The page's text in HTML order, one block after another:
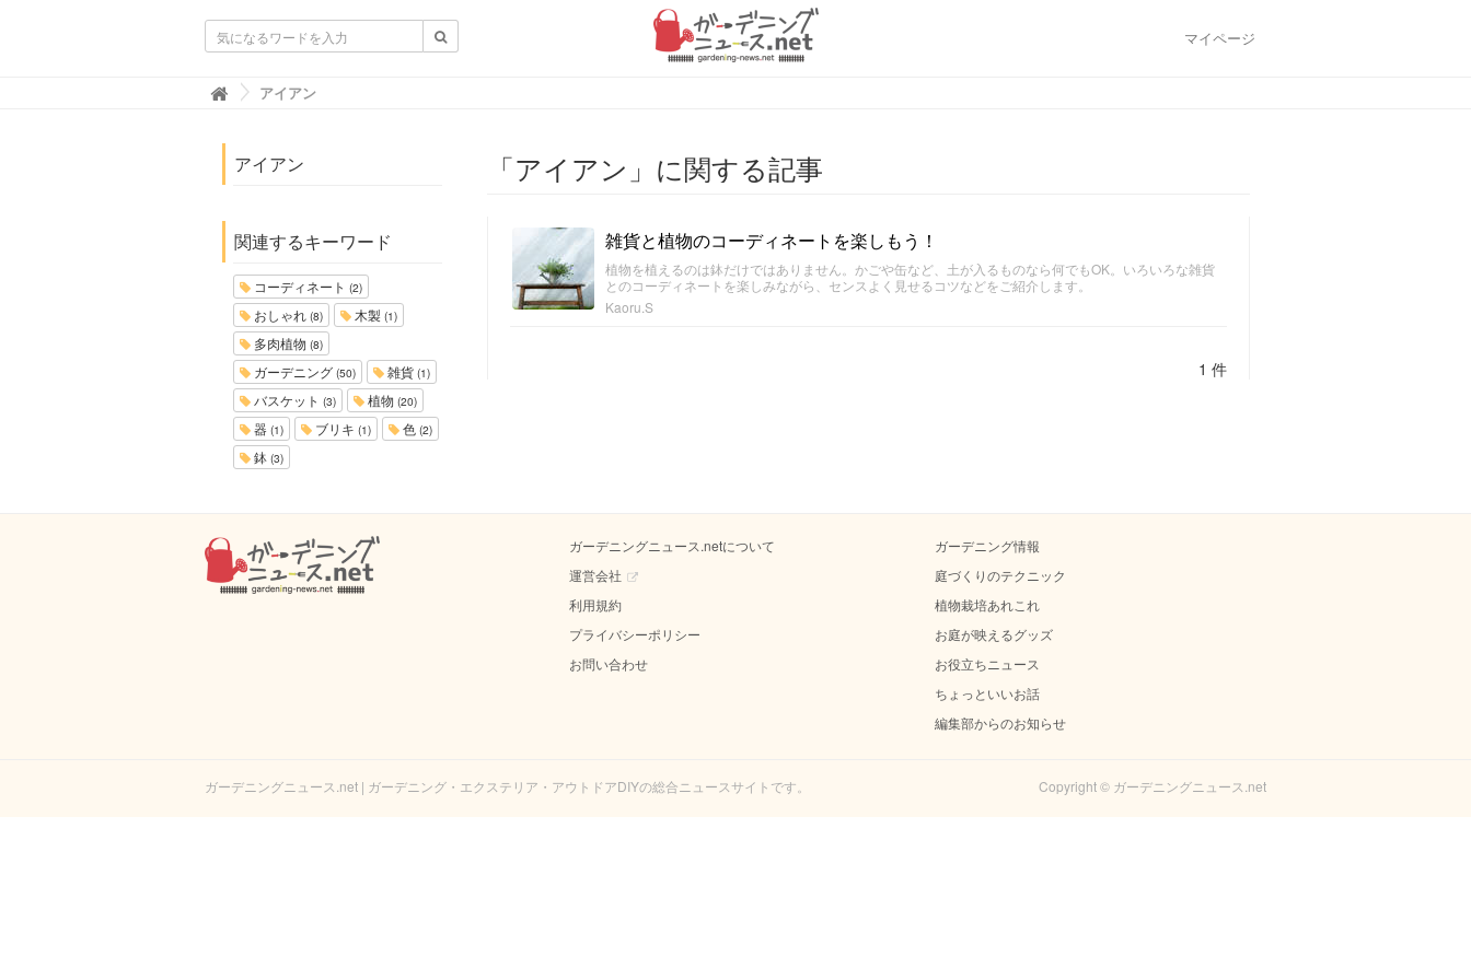
マイページ
ガーデニングニュース.net
アイアン
アイアン
関連するキーワード
コーディネート (2)
おしゃれ (8) 木製 (1)
多肉植物 (8)
ガーデニング (50) 雑貨 (1)
バスケット (3) 植物 (20)
器 (1) ブリキ (1) 色 (2)
鉢 (3)
「アイアン」に関する記事
雑貨と植物のコーディネートを楽しもう！
植物を植えるのは鉢だけではありません。かごや缶など、土が入るものなら何でもOK。いろいろな雑貨
とのコーディネートを楽しみながら、センスよく見せるコツなどをご紹介します。
Kaoru.S
1 件
ガーデニングニュース.netについて
運営会社
利用規約
プライバシーポリシー
お問い合わせ
ガーデニング情報
庭づくりのテクニック
植物栽培あれこれ
お庭が映えるグッズ
お役立ちニュース
ちょっといいお話
編集部からのお知らせ
ガーデニングニュース.net | ガーデニング・エクステリア・アウトドアDIYの総合ニュースサイトです。 Copyright © ガーデニングニュース.net